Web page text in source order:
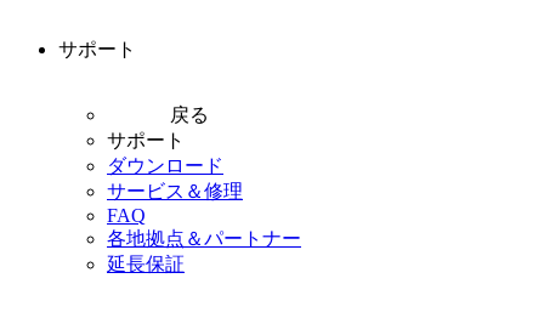
サポート
戻る
サポート
ダウンロード
サービス＆修理
FAQ
各地拠点＆パートナー
延長保証